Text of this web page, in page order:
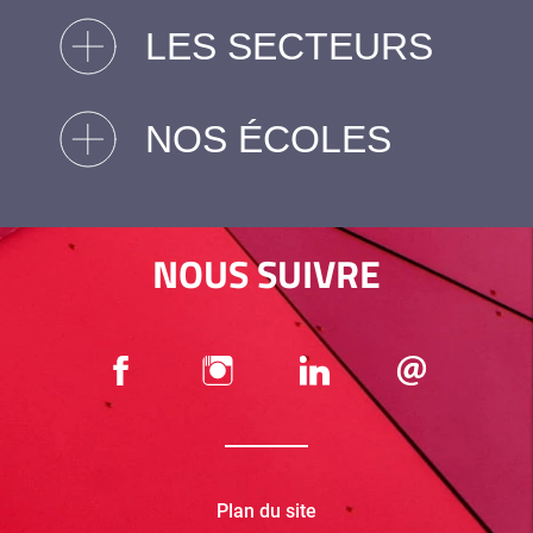
LES SECTEURS
NOS ÉCOLES
NOUS SUIVRE
Plan du site